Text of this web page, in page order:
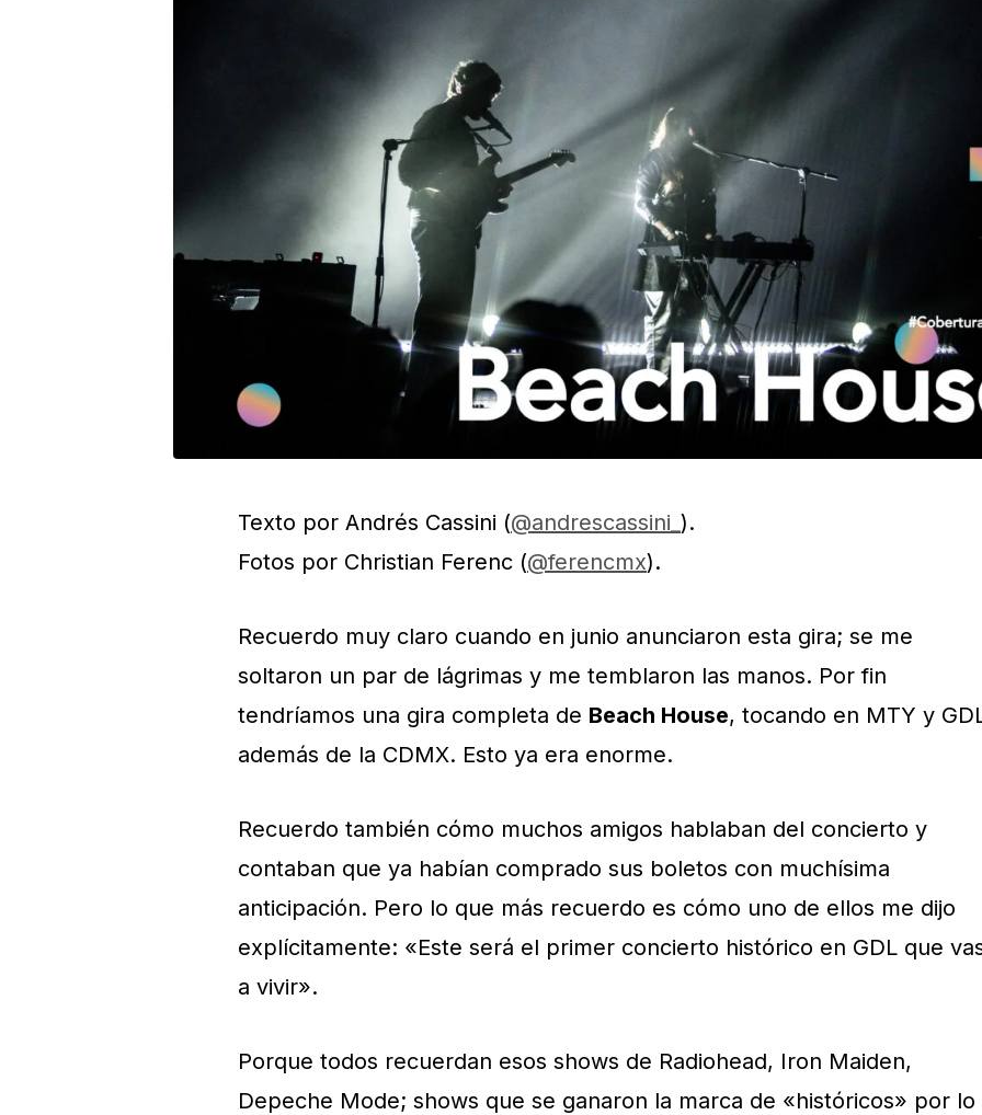
Texto por Andrés Cassini (@andrescassini_ ).
Fotos por Christian Ferenc (@ferencmx).
Recuerdo muy claro cuando en junio anunciaron esta gira; se me
soltaron un par de lágrimas y me temblaron las manos. Por fin
tendríamos una gira completa de Beach House, tocando en MTY y
además de la CDMX. Esto ya era enorme.
Recuerdo también cómo muchos amigos hablaban del concierto y
contaban que ya habían comprado sus boletos con muchísima
anticipación. Pero lo que más recuerdo es cómo uno de ellos me dijo
explícitamente: «Este será el primer concierto histórico en GDL que
a vivir».
Porque todos recuerdan esos shows de Radiohead, Iron Maiden,
Depeche Mode; shows que se ganaron la marca de «históricos» por lo